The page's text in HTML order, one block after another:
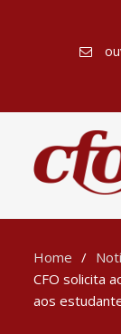
Home
CFO solicita
aos